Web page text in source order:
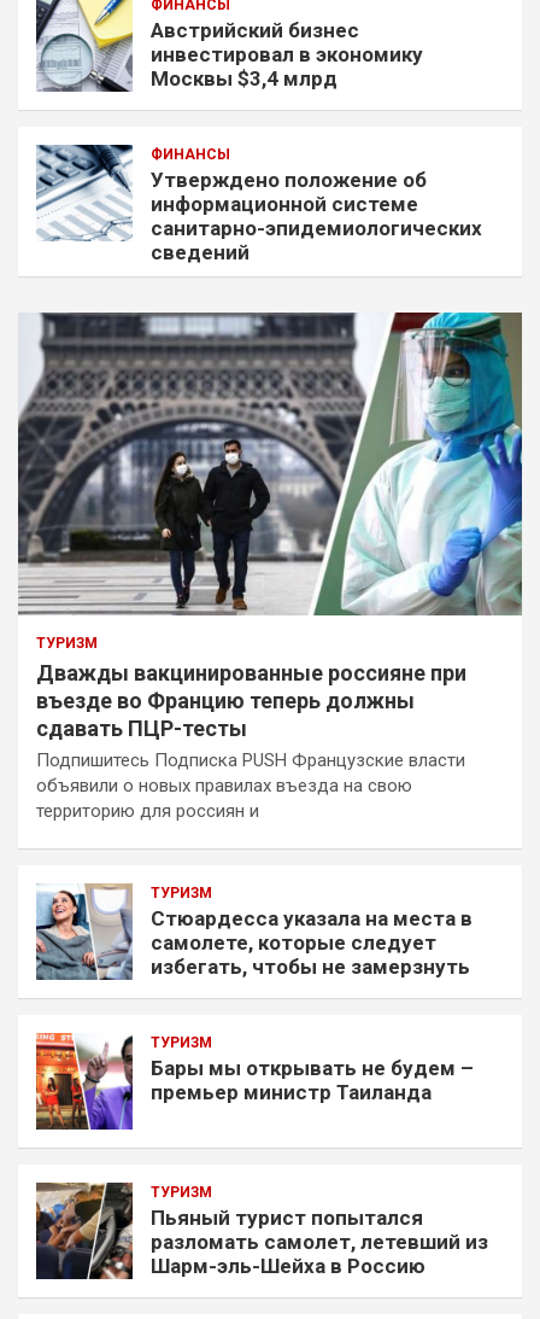
ФИНАНСЫ
Австрийский бизнес
инвестировал в экономику
Москвы $3,4 млрд
ФИНАНСЫ
Утверждено положение об
информационной системе
санитарно-эпидемиологических
сведений
ТУРИЗМ
Дважды вакцинированные россияне при
въезде во Францию теперь должны
сдавать ПЦР-тесты
Подпишитесь Подписка PUSH Французские власти
объявили о новых правилах въезда на свою
территорию для россиян и
ТУРИЗМ
Стюардесса указала на места в
самолете, которые следует
избегать, чтобы не замерзнуть
ТУРИЗМ
Бары мы открывать не будем –
премьер министр Таиланда
ТУРИЗМ
Пьяный турист попытался
разломать самолет, летевший из
Шарм-эль-Шейха в Россию